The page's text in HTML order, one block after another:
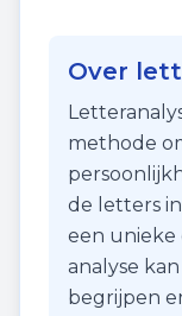
Over
methode
de letters
een unieke
analyse
begrijpen